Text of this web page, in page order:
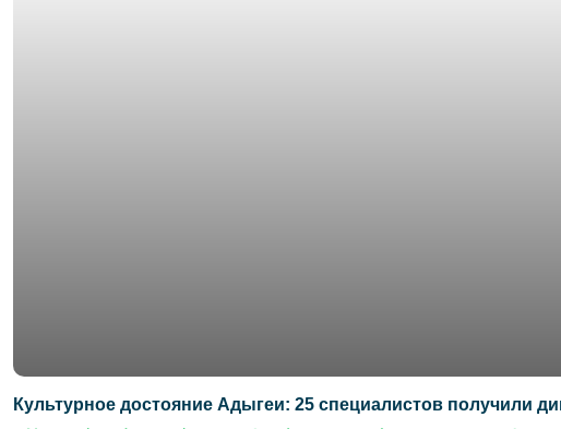
Культурное достояние Адыгеи: 25 специалистов получили